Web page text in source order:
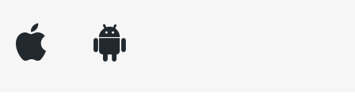
appleinc android